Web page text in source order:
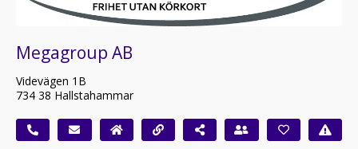
Megagroup AB
Videvägen 1B
734 38 Hallstahammar